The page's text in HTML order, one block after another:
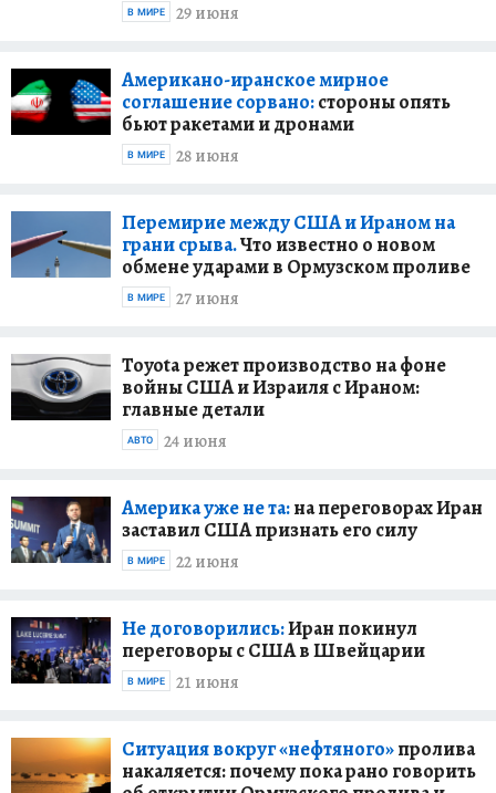
29 июня
В МИРЕ
Американо-иранское мирное
соглашение сорвано:стороны опять
бьют ракетами и дронами
28 июня
В МИРЕ
Перемирие между США и Ираном на
грани срыва.Что известно о новом
обмене ударами в Ормузском проливе
27 июня
В МИРЕ
Toyota режет производство на фоне
войны США и Израиля с Ираном:
главные детали
24 июня
АВТО
Америка уже не та:на переговорах Иран
заставил США признать его силу
22 июня
В МИРЕ
Не договорились:Иран покинул
переговоры с США в Швейцарии
21 июня
В МИРЕ
Ситуация вокруг «нефтяного»пролива
накаляется: почему пока рано говорить